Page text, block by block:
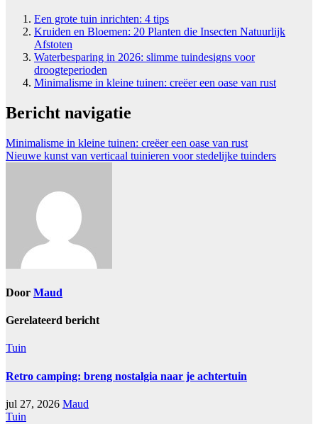
Een grote tuin inrichten: 4 tips
Kruiden en Bloemen: 20 Planten die Insecten Natuurlijk
Afstoten
Waterbesparing in 2026: slimme tuindesigns voor
droogteperioden
Minimalisme in kleine tuinen: creëer een oase van rust
Bericht navigatie
Minimalisme in kleine tuinen: creëer een oase van rust
Nieuwe kunst van verticaal tuinieren voor stedelijke tuinders
Door Maud
Gerelateerd bericht
Tuin
Retro camping: breng nostalgia naar je achtertuin
jul 27, 2026 Maud
Tuin